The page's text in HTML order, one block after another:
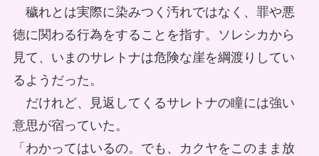
穢れとは実際に染みつく汚れではなく、罪や悪
徳に関わる行為をすることを指す。ソレシカから
見て、いまのサレトナは危険な崖を綱渡りしてい
るようだった。
だけれど、見返してくるサレトナの瞳には強い
意思が宿っていた。
「わかってはいるの。でも、カクヤをこのまま放